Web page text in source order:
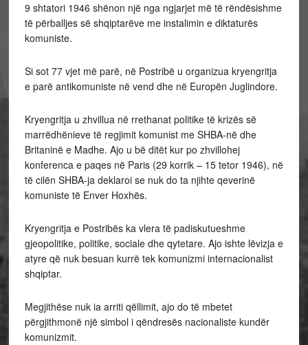
9 shtatori 1946 shënon një nga ngjarjet më të rëndësishme
të përballjes së shqiptarëve me instalimin e diktaturës
komuniste.
Si sot 77 vjet më parë, në Postribë u organizua kryengritja
e parë antikomuniste në vend dhe në Europën Juglindore.
Kryengritja u zhvillua në rrethanat politike të krizës së
marrëdhënieve të regjimit komunist me SHBA-në dhe
Britaninë e Madhe. Ajo u bë ditët kur po zhvillohej
konferenca e paqes në Paris (29 korrik – 15 tetor 1946), në
të cilën SHBA-ja deklaroi se nuk do ta njihte qeverinë
komuniste të Enver Hoxhës.
Kryengritja e Postribës ka vlera të padiskutueshme
gjeopolitike, politike, sociale dhe qytetare. Ajo ishte lëvizja e
atyre që nuk besuan kurrë tek komunizmi internacionalist
shqiptar.
Megjithëse nuk ia arriti qëllimit, ajo do të mbetet
përgjithmonë një simbol i qëndresës nacionaliste kundër
komunizmit.